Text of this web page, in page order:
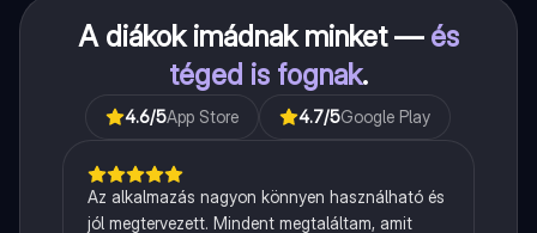
A diákok imádnak minket — és
téged is fognak.
4.6/5App Store 4.7/5Google Play
Az alkalmazás nagyon könnyen használható és
jól megtervezett. Mindent megtaláltam, amit